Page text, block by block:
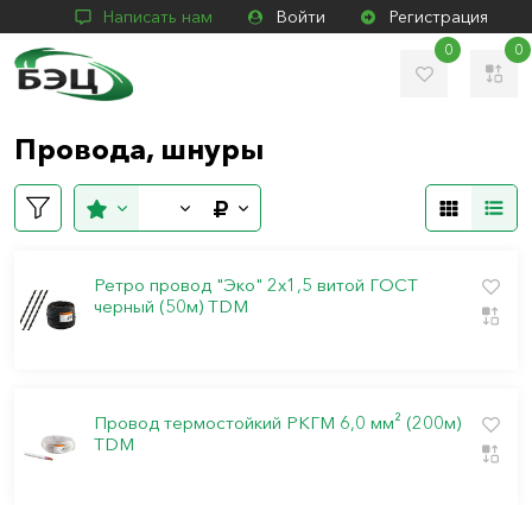
Написать нам Войти Регистрация
0 0
Провода, шнуры
Ретро провод "Эко" 2х1,5 витой ГОСТ
черный (50м) TDM
Провод термостойкий РКГМ 6,0 мм² (200м)
TDM